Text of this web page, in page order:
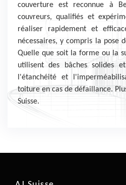
couverture est reconnue à
couvreurs, qualifiés et
réaliser rapidement et
nécessaires, y compris la pose
Quelle que soit la forme ou la
utilisent des bâches solides
l'étanchéité et
toiture en cas de défaillance.
Suisse.